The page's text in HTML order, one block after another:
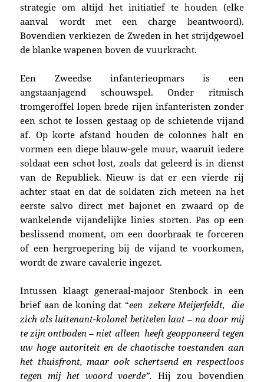
strategie om altijd het initiatief te houden (elke
aanval wordt met een charge beantwoord).
Bovendien verkiezen de Zweden in het strijdgewoel
de blanke wapenen boven de vuurkracht.
Een Zweedse infanterieopmars is een
angstaanjagend schouwspel. Onder ritmisch
tromgeroffel lopen brede rijen infanteristen zonder
een schot te lossen gestaag op de schietende vijand
af. Op korte afstand houden de colonnes halt en
vormen een diepe blauw-gele muur, waaruit iedere
soldaat een schot lost, zoals dat geleerd is in dienst
van de Republiek. Nieuw is dat er een vierde rij
achter staat en dat de soldaten zich meteen na het
eerste salvo direct met bajonet en zwaard op de
wankelende vijandelijke linies storten. Pas op een
beslissend moment, om een doorbraak te forceren
of een hergroepering bij de vijand te voorkomen,
wordt de zware cavalerie ingezet.
Intussen klaagt gene­raal-majoor Stenbock in een
brief aan de koning dat “een zekere Meijerfeldt, die
zich als luitenant-kolonel betitelen laat – na door mij
te zijn ontboden – niet alleen heeft geopponeerd tegen
uw hoge autoriteit en de chaotische toestanden aan
het thuisfront, maar ook schertsend en respectloos
tegen mij het woord voerde”. Hij zou bovendien